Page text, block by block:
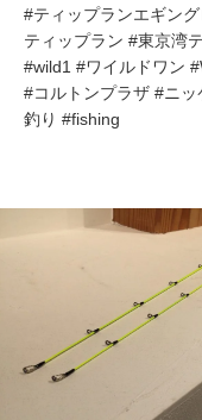
#ティップランエギン
ティップラン #東京湾
#wild1 #ワイルドワン
#コルトンプラザ #ニ
釣り #fishing